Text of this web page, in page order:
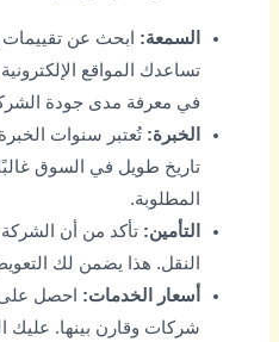
السمعة: ابحث عن تقييمات
تساعدك المواقع
في معرفة مدى جودة
الخبرة: تُعتبر سنوات
تاريخ طويل في السوق غالبًا
المطلوبة.
التأمين: تأكد من أن الشركة
النقل. هذا يضمن لك
أسعار الخدمات: احصل
شركات وقارن بينها. عليك